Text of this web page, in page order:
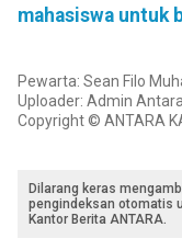
mahasiswa untuk
Pewarta: Sean Filo
Uploader: Admin
Copyright © ANTARA
Dilarang keras
pengindeksan otomatis
Kantor Berita ANTARA.